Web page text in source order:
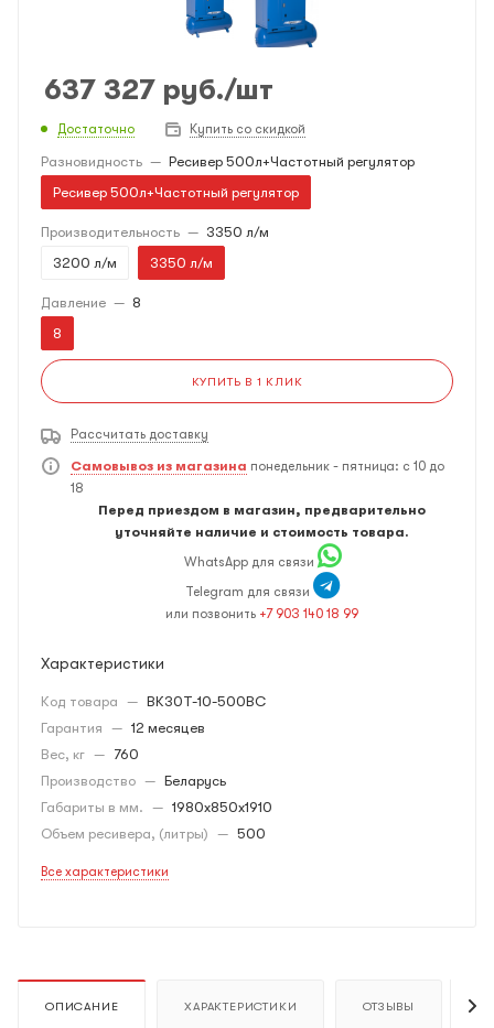
637 327 руб./шт
Достаточно Купить со скидкой
Разновидность — Ресивер 500л+Частотный регулятор
Ресивер 500л+Частотный регулятор
Производительность — 3350 л/м
3200 л/м
3350 л/м
Давление — 8
8
КУПИТЬ В 1 КЛИК
Рассчитать доставку
Самовывоз из магазина понедельник - пятница: с 10 до
18
Перед приездом в магазин, предварительно
уточняйте наличие и стоимость товара.
WhatsApp для связи
Telegram для связи
или позвонить +7 903 140 18 99
Характеристики
Код товара — ВК30Т-10-500ВС
Гарантия — 12 месяцев
Вес, кг — 760
Производство — Беларусь
Габариты в мм. — 1980х850х1910
Объем ресивера, (литры) — 500
Все характеристики
ОПИСАНИЕ ХАРАКТЕРИСТИКИ ОТЗЫВЫ